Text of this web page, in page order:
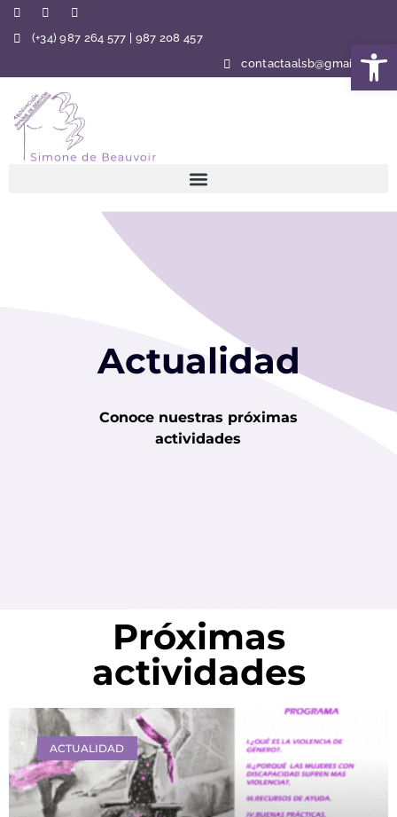
Abrir
(+34) 987 264 577 | 987 208 457
contactaalsb@gmail.com
Actualidad
Conoce nuestras próximas
actividades
Próximas
actividades
ACTUALIDAD